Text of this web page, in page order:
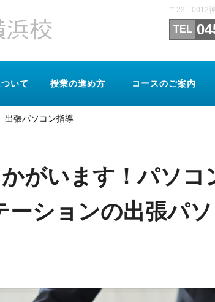
〒231-0012
いて 授業の進め方 コースのご案内
張パソコン指導
がいます！パソコ
ーションの出張パ